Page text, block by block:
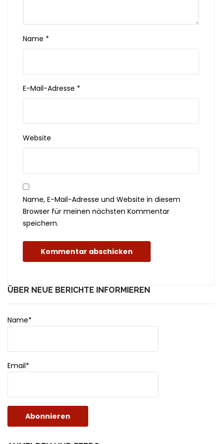
Name *
E-Mail-Adresse *
Website
Name, E-Mail-Adresse und Website in diesem
Browser für meinen nächsten Kommentar
speichern.
ÜBER NEUE BERICHTE INFORMIEREN
Name*
Email*